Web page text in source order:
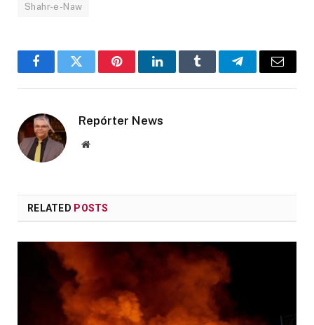
Shahr-e-Naw
FacebookTwitter PinterestLinkedInTumblr TelegramEmail
Repórter News
Website
RELATED POSTS